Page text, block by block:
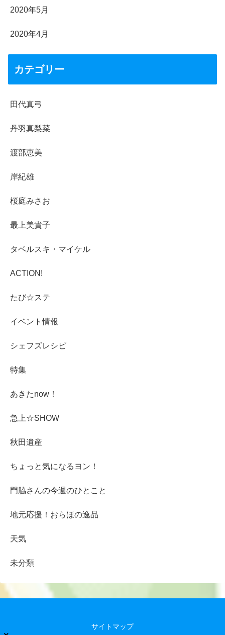
2020年5月
2020年4月
カテゴリー
田代真弓
丹羽真梨菜
渡部恵美
岸紀雄
桜庭みさお
最上美貴子
タベルスキ・マイケル
ACTION!
たび☆ステ
イベント情報
シェフズレシピ
特集
あきたnow！
急上☆SHOW
秋田遺産
ちょっと気になるヨン！
門脇さんの今週のひとこと
地元応援！おらほの逸品
天気
未分類
サイトマップ